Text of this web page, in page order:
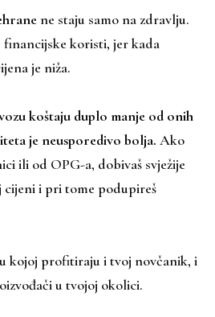
ne staju samo na zdravlju.
financijske koristi, jer kada
je nižа.
koštaju duplo manje od onih
je neusporedivo bolja. Ako
ili od OPG-a, dobivaš svježije
i pri tome podupireš
kojoj profitiraju i tvoj novčanik, i
u tvojoj okolici.